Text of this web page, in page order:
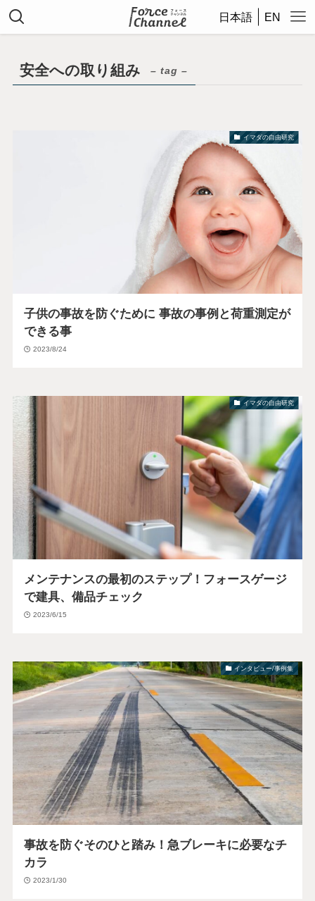
日本語 EN
安全への取り組み – tag –
イマダの自由研究
子供の事故を防ぐために 事故の事例と荷重測定が
できる事
2023/8/24
イマダの自由研究
メンテナンスの最初のステップ！フォースゲージ
で建具、備品チェック
2023/6/15
インタビュー/事例集
事故を防ぐそのひと踏み！急ブレーキに必要なチ
カラ
2023/1/30